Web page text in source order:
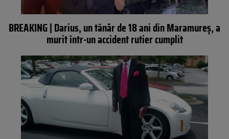
BREAKING | Darius, un tânăr de 18 ani din Maramureș, a
murit într-un accident rutier cumplit